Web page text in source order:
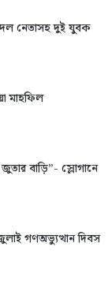
দল নেতাসহ দুই যুবক
মাহফিল
বাড়ি”- স্লোগানে
গণঅভ্যুত্থান দিবস